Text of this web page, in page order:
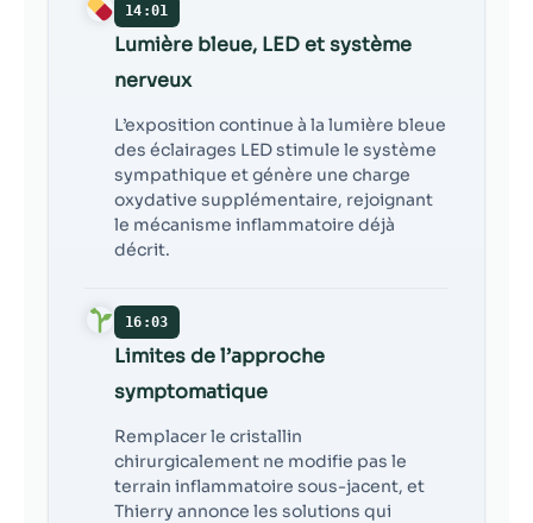
14:01
Lumière bleue, LED et système
nerveux
L’exposition continue à la lumière bleue
des éclairages LED stimule le système
sympathique et génère une charge
oxydative supplémentaire, rejoignant
le mécanisme inflammatoire déjà
décrit.
16:03
Limites de l’approche
symptomatique
Remplacer le cristallin
chirurgicalement ne modifie pas le
terrain inflammatoire sous-jacent, et
Thierry annonce les solutions qui